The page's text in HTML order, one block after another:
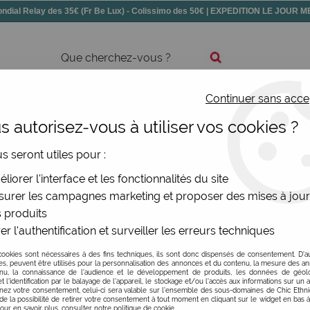
Relay des 35€ (Fr Be Lux) - Colissimo des 50€ | EXPEDITION LE JOUR
Bijoux
couleurs
unis qui finissent votre tenue de manière parfaite.
TAILLE
Continuer sans
autorisez-vous à utiliser vos cookies ?
seront utiles pour :
l'interface et les fonctionnalités du site
les campagnes marketing et proposer des mises à
produits
l'authentification et surveiller les erreurs techniques
sont nécessaires à des fins techniques, ils sont donc dispensés de consentement.
peuvent être utilisés pour la personnalisation des annonces et du contenu, la mesure des
la connaissance de l'audience et le développement de produits, les données de
l'identification par le balayage de l'appareil, le stockage et/ou l'accès aux informations sur un
votre consentement, celui-ci sera valable sur l’ensemble des sous-domaines de Chic
la possibilité de retirer votre consentement à tout moment en cliquant sur le widget en bas
en savoir plus, consulter notre politique de cookie.